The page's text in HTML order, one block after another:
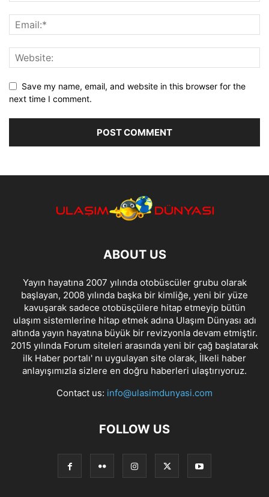
Save my name, email, and website in this browser for the
next time I comment.
ABOUT US
Yayın hayatına 2007 yılında otobüscüler grubu olarak
başlayan, 2008 yılında başka bir kimliğe, yeni bir yüze
kavuşarak sadece otobüsçülere hitap etmeyip bütün
ulaşım sistemlerine hitap etmek adına Ulaşım Dünyası adı
altında yayın hayatına büyük bir revizyonla devam etmiştir.
2015 yılında Forum siteleri arasında yeni bir çağ başlatarak
ilk Haber portalı' nı uygulayan site olarak, İlkeli haber
anlayışımızla sizlere en doğru haberleri ulaştırıyoruz.
Contact us: info@ulasimdunyasi.com
FOLLOW US